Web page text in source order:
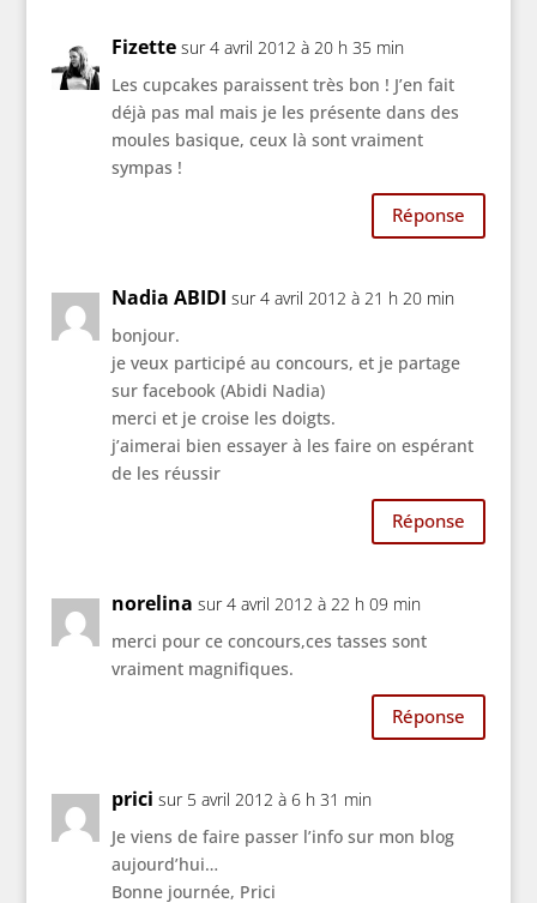
Fizette sur 4 avril 2012 à 20 h 35 min
Les cupcakes paraissent très bon ! J’en fait
déjà pas mal mais je les présente dans des
moules basique, ceux là sont vraiment
sympas !
Réponse
Nadia ABIDI sur 4 avril 2012 à 21 h 20 min
bonjour.
je veux participé au concours, et je partage
sur facebook (Abidi Nadia)
merci et je croise les doigts.
j’aimerai bien essayer à les faire on espérant
de les réussir
Réponse
norelina sur 4 avril 2012 à 22 h 09 min
merci pour ce concours,ces tasses sont
vraiment magnifiques.
Réponse
prici sur 5 avril 2012 à 6 h 31 min
Je viens de faire passer l’info sur mon blog
aujourd’hui…
Bonne journée, Prici